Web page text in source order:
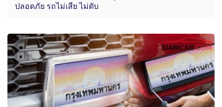
ปลอดภัย รถไม่เสีย ไม่ดับ